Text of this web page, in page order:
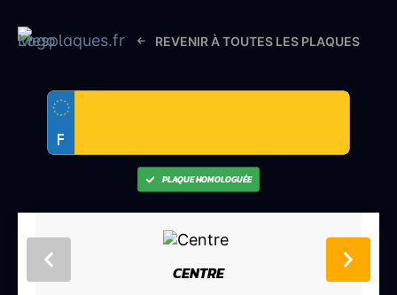
REVENIR À TOUTES LES PLAQUES
F
PLAQUE HOMOLOGUÉE
CENTRE